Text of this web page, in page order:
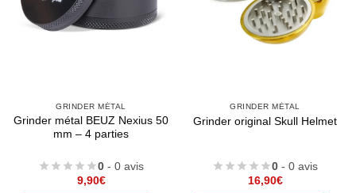
GRINDER MÉTAL
Grinder métal BEUZ Nexius 50
mm – 4 parties
0 - 0 avis
9,90€
GRINDER MÉTAL
Grinder original Skull Helmet
0 - 0 avis
16,90€
Appliquer les filtres